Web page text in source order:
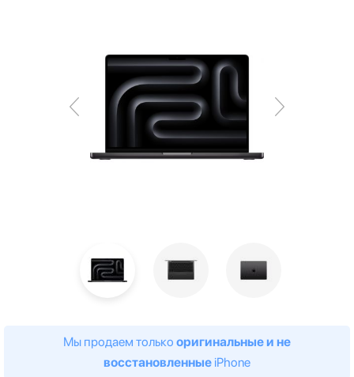
Мы продаем только оригинальные и не
восстановленные iPhone